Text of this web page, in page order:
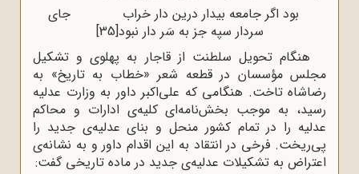
بود اگر جامعه بیدار درین دار خراب جای
سردار سپه جز به سَر دار نبود[35]
هنگام تحویل سلطنت از قاجار به پهلوی و تشکیل
مجلس مؤسسان در قطعه شعر «خطاب به تاریخ» به
رضاشاه تاخت. هنگامی‌ که علی‌اکبر داور به وزارت عدلیه
رسید، به موجب بخش‌نامه‌ای کلیه‌ی ادارات و محاکم
عدلیه را در تمام کشور منحل و بنای عدلیه‌ی جدید را
پی‌ریخت. فرخی در انتقاد به این اقدام داور و به نشانه‌ی
اعتراض به تشکیلات عدلیه‌ی جدید در ماده تاریخی گفت: